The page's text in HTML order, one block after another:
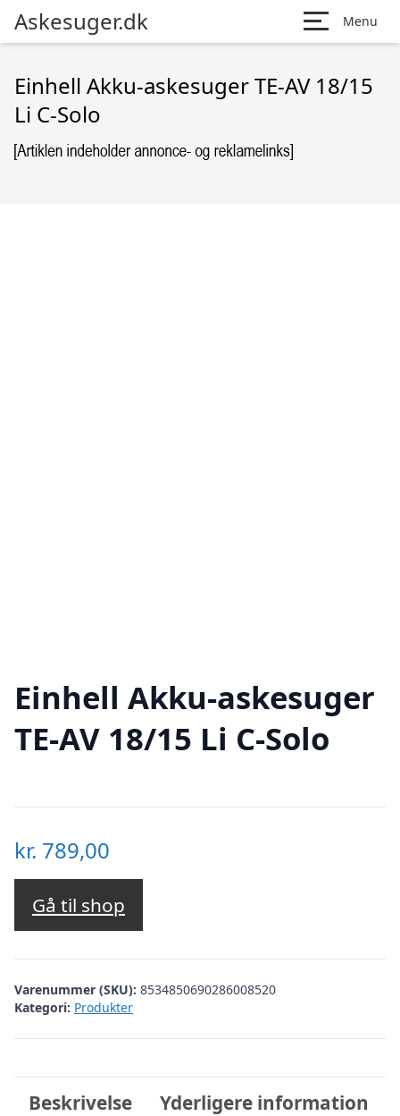
Askesuger.dk Menu
Einhell Akku-askesuger TE-AV 18/15
Li C-Solo
Einhell Akku-askesuger
TE-AV 18/15 Li C-Solo
kr. 789,00
Gå til shop
Varenummer (SKU): 8534850690286008520
Kategori: Produkter
Beskrivelse Yderligere information